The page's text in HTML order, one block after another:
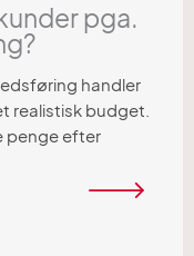
pga.
handler
realistisk budget.
penge efter